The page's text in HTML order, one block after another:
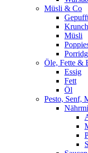
Müsli & Co
Müsli
Öle, Fette &
Essig
Fett
Öl
Pesto, Senf,